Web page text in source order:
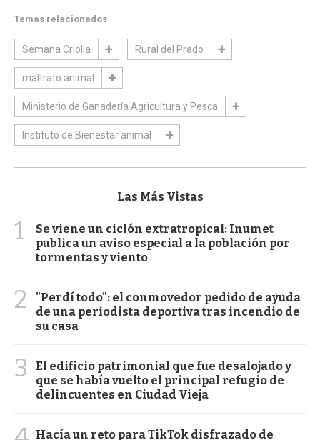
Temas relacionados
Semana Criolla Rural del Prado
maltrato animal
Ministerio de Ganadería Agricultura y Pesca
Instituto de Bienestar animal
Las Más Vistas
1
Se viene un ciclón extratropical: Inumet
publica un aviso especial a la población por
tormentas y viento
2
"Perdí todo": el conmovedor pedido de ayuda
de una periodista deportiva tras incendio de
su casa
3
El edificio patrimonial que fue desalojado y
que se había vuelto el principal refugio de
delincuentes en Ciudad Vieja
Hacía un reto para TikTok disfrazado de